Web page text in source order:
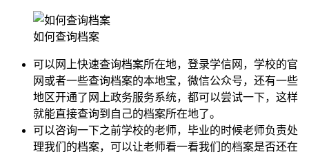
如何查询档案
可以网上快速查询档案所在地，登录学信网，学校的官
网或者一些查询档案的本地宝，微信公众号，还有一些
地区开通了网上政务服务系统，都可以尝试一下，这样
就能直接查询到自己的档案所在地了。
可以咨询一下之前学校的老师，毕业的时候老师负责处
理我们的档案，可以让老师看一看我们的档案是否还在